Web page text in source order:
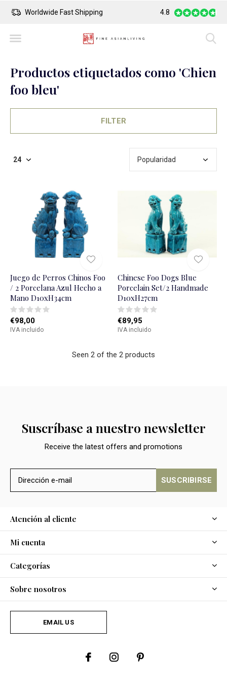
Worldwide Fast Shipping Safe Payment
4.8
Productos etiquetados como 'Chien
foo bleu'
FILTER
Juego de Perros Chinos Foo
/ 2 Porcelana Azul Hecho a
Mano D10xH34cm
€98,00
IVA incluido
Chinese Foo Dogs Blue
Porcelain Set/2 Handmade
D10xH27cm
€89,95
IVA incluido
Seen 2 of the 2 products
Suscríbase a nuestro newsletter
Receive the latest offers and promotions
SUSCRIBIRSE
Atención al cliente
Mi cuenta
Categorías
Sobre nosotros
EMAIL US